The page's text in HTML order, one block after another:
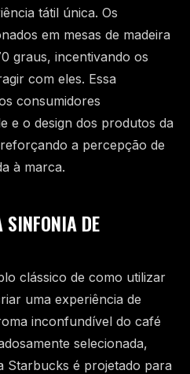
tátil única. Os
em mesas de madeira
graus, incentivando os
com eles. Essa
consumidores
e o design dos produtos da
a percepção de
à marca.
DE
clássico de como utilizar
uma experiência de
inconfundível do café
selecionada,
Starbucks é projetado para